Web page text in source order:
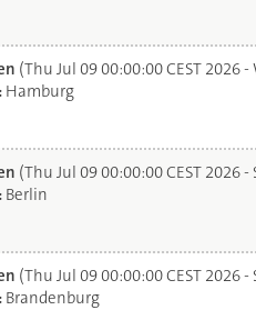
(Thu Jul 09 00:00:00 CEST 2026
Hamburg
(Thu Jul 09 00:00:00 CEST 2026
Berlin
(Thu Jul 09 00:00:00 CEST 2026
Brandenburg